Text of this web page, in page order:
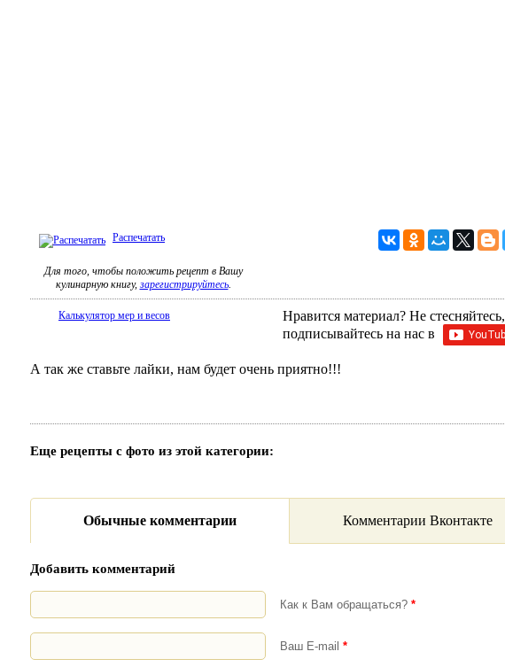
Распечатать
Для того, чтобы положить рецепт в Вашу
кулинарную книгу, зарегистрируйтесь.
Калькулятор мер и весов
Нравится материал? Не стесняйтесь,
подписывайтесь на нас в
А так же ставьте лайки, нам будет очень приятно!!!
Еще рецепты с фото из этой категории:
Обычные комментарии Комментарии Вконтакте
Добавить комментарий
Как к Вам обращаться? *
Ваш E-mail *